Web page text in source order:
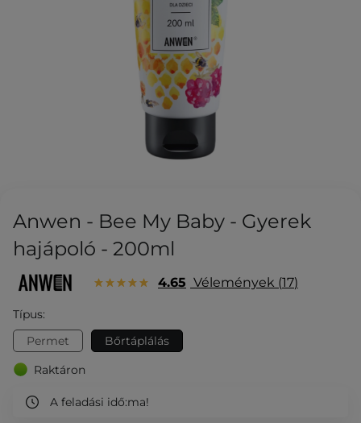
Anwen - Bee My Baby - Gyerek
hajápoló - 200ml
4.65 Vélemények 17
Típus:
Permet
Bőrtáplálás
Raktáron
A feladási idő:ma!